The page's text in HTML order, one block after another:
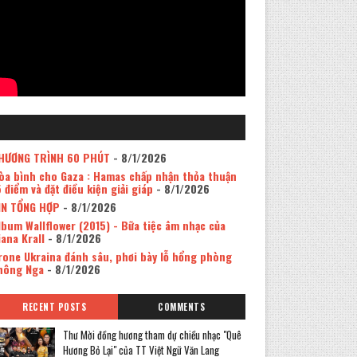
TRÌNH 60 PHÚT - 8/1/2026
bình cho Gaza : Hamas chấp nhận thỏa thuận
điểm và đặt điều kiện giải giáp - 8/1/2026
TỔNG HỢP - 8/1/2026
Wallflower (2015) - Bữa tiệc âm nhạc của
Krall- 8/1/2026
Ukraina đánh sâu, phơi bày lỗ hổng phòng
Nga- 8/1/2026
RECENT POSTS COMMENTS
Thư Mời đồng hương tham dự chiều nhạc "Quê
Hương Bỏ Lại" của TT Việt Ngữ Văn Lang